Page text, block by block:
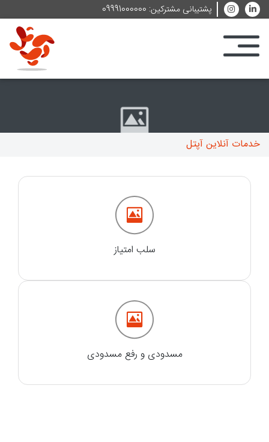
پشتیبانی مشترکین: 09991000000
خدمات آنلاین آپتل
سلب امتیاز
مسدودی و رفع مسدودی